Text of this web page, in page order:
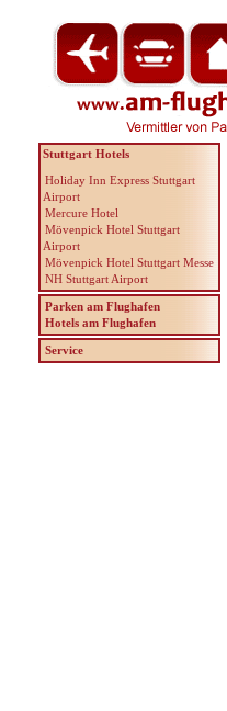
Stuttgart Hotels
Holiday Inn Express Stuttgart
Airport
Mercure Hotel
Mövenpick Hotel Stuttgart
Airport
Mövenpick Hotel Stuttgart Messe
NH Stuttgart Airport
Parken am Flughafen
Hotels am Flughafen
Service